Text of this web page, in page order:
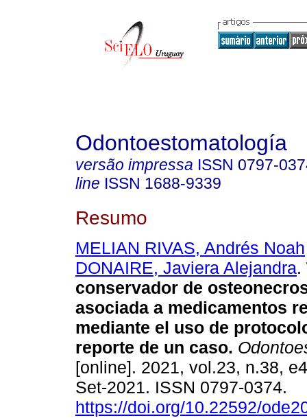
Odontoestomatología
versão impressa ISSN 0797-
line ISSN 1688-9339
Resumo
MELIAN RIVAS, Andrés Noah
DONAIRE, Javiera Alejandra.
conservador de
asociada a medicamentos
mediante el uso de
reporte de un caso.
[online]. 2021, vol.23, n.38,
Set-2021. ISSN 0797-0374.
https://doi.org/10.22592/